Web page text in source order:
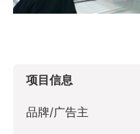
项目信息
品牌/广告主